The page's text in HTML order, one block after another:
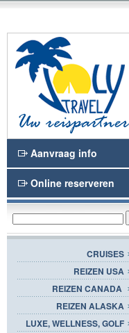
Aanvraag info
Online reserveren
CRUISES
REIZEN USA
REIZEN CANADA
REIZEN ALASKA
LUXE, WELLNESS, GOLF